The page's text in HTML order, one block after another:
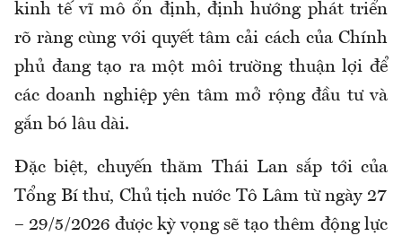
kinh tế vĩ mô ổn định, định hướng phát triển
rõ ràng cùng với quyết tâm cải cách của Chính
phủ đang tạo ra một môi trường thuận lợi để
các doanh nghiệp yên tâm mở rộng đầu tư và
gắn bó lâu dài.
Đặc biệt, chuyến thăm Thái Lan sắp tới của
Tổng Bí thư, Chủ tịch nước Tô Lâm từ ngày 27
– 29/5/2026 được kỳ vọng sẽ tạo thêm động lực